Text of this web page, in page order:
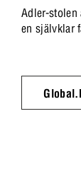
Adler-
en självklar